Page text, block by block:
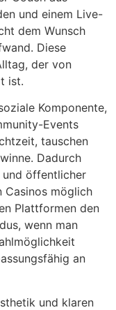
und einem Live-
dem Wunsch
Diese
der von
ist.
Komponente,
Events
tauschen
Dadurch
und öffentlicher
Casinos möglich
Plattformen den
wenn man
an
und klaren